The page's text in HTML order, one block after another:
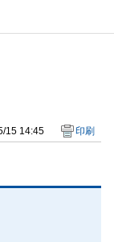
15 14:45 印刷